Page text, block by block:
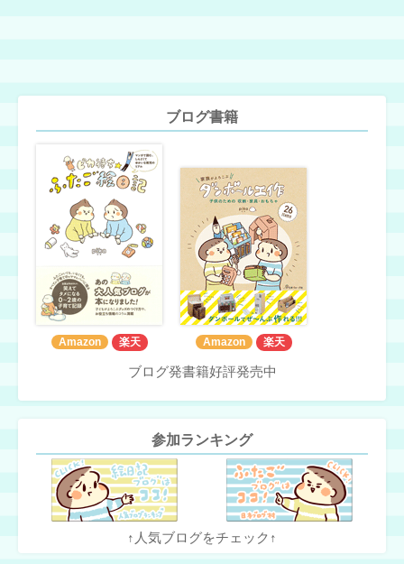
ブログ書籍
Amazon 楽天 Amazon 楽天
ブログ発書籍好評発売中
参加ランキング
↑人気ブログをチェック↑